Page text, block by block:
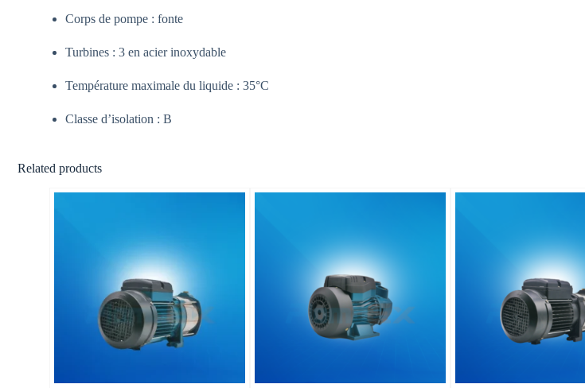
Corps de pompe : fonte
Turbines : 3 en acier inoxydable
Température maximale du liquide : 35°C
Classe d’isolation : B
Related products